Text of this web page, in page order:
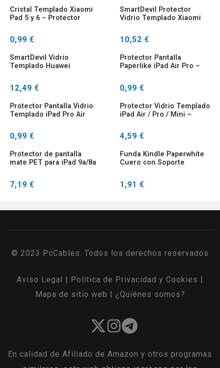
Cristal Templado Xiaomi
Pad 5 y 6 – Protector
0,99 €
SmartDevil Protector
Vidrio Templado Xiaomi
10,52 €
SmartDevil Vidrio
Templado Huawei
12,49 €
Protector Pantalla
Paperlike iPad Air Pro –
0,99 €
Protector Pantalla Vidrio
Templado iPad Pro Air
0,99 €
Protector Vidrio Templado
iPad Air / Pro / Mini –
4,59 €
Protector de pantalla
mate PET para iPad 9a/8a
7,19 €
Funda Kindle Paperwhite
Cuero con Soporte
1,91 €
© 2023 PcCables. Todos los derechos reservados
Aviso Legal | Política de Privacidad y Cookies |
Mapa de sitio web | ¿Quiénes somos?
En calidad de Afiliado de Amazon y otros programas